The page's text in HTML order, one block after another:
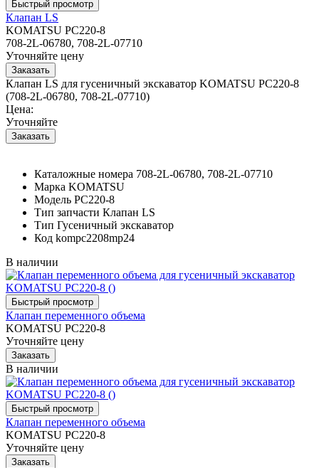
Клапан LS
KOMATSU PC220-8
708-2L-06780, 708-2L-07710
Уточняйте цену
Клапан LS для гусеничный экскаватор KOMATSU PC220-8
(708-2L-06780, 708-2L-07710)
Цена:
Уточняйте
Каталожные номера 708-2L-06780, 708-2L-07710
Марка KOMATSU
Модель PC220-8
Тип запчасти Клапан LS
Тип Гусеничный экскаватор
Код kompc2208mp24
В наличии
Клапан переменного объема
KOMATSU PC220-8
Уточняйте цену
В наличии
Клапан переменного объема
KOMATSU PC220-8
Уточняйте цену